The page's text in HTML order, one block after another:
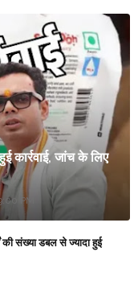
कार्रवाई, जांच के लिए
PM
की संख्या डबल से ज्यादा हुई